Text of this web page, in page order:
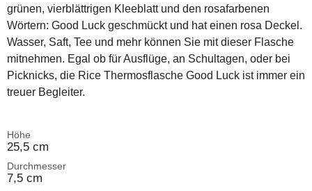
grünen, vierblättrigen Kleeblatt und den rosafarbenen
Wörtern: Good Luck geschmückt und hat einen rosa Deckel.
Wasser, Saft, Tee und mehr können Sie mit dieser Flasche
mitnehmen. Egal ob für Ausflüge, an Schultagen, oder bei
Picknicks, die Rice Thermosflasche Good Luck ist immer ein
treuer Begleiter.
Höhe
25,5 cm
Durchmesser
7,5 cm